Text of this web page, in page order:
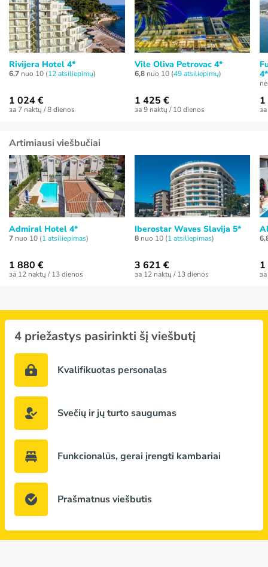
Rivijera Hotel 4*
6,7 nuo 10 (12 atsiliepimų)
1 024 €
за 7 naktų / 8 dienos
Vile Oliva Petrovac 4*
6,8nuo 10 (49 atsiliepimų)
1 425 €
за 9 naktų / 10 dienos
4*
Artimiausi viešbučiai
Admiral Hotel 4*
7 nuo 10 (1 atsiliepimas)
1 880 €
за 12 naktų / 13 dienos
Iberostar Waves Slavija 5*
8nuo 10 (1 atsiliepimas)
3 621 €
за 12 naktų / 13 dienos
4 priežastys pasirinkti šį viešbutį
Kvalifikuotas personalas
Svečių ir jų turto saugumas
Funkcionalūs, gerai įrengti kambariai
Prašmatnus viešbutis